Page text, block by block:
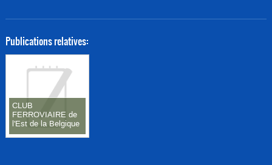
Publications relatives:
CLUB
FERROVIAIRE de
l'Est de la Belgique